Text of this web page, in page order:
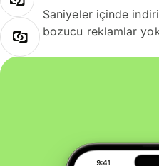
Saniyeler içinde
bozucu reklamlar